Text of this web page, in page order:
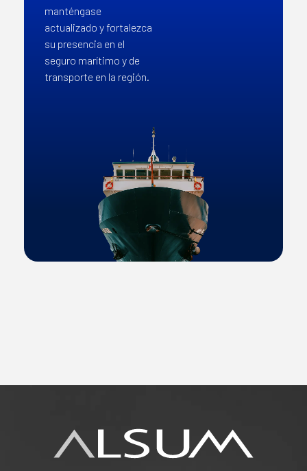
manténgase
actualizado y fortalezca
su presencia en el
seguro marítimo y de
transporte en la región.